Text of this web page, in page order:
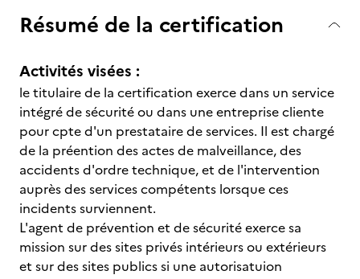
Résumé de la certification
Activités visées :
le titulaire de la certification exerce dans un service
intégré de sécurité ou dans une entreprise cliente
pour cpte d'un prestataire de services. Il est chargé
de la préention des actes de malveillance, des
accidents d'ordre technique, et de l'intervention
auprès des services compétents lorsque ces
incidents surviennent.
L'agent de prévention et de sécurité exerce sa
mission sur des sites privés intérieurs ou extérieurs
et sur des sites publics si une autorisatuion